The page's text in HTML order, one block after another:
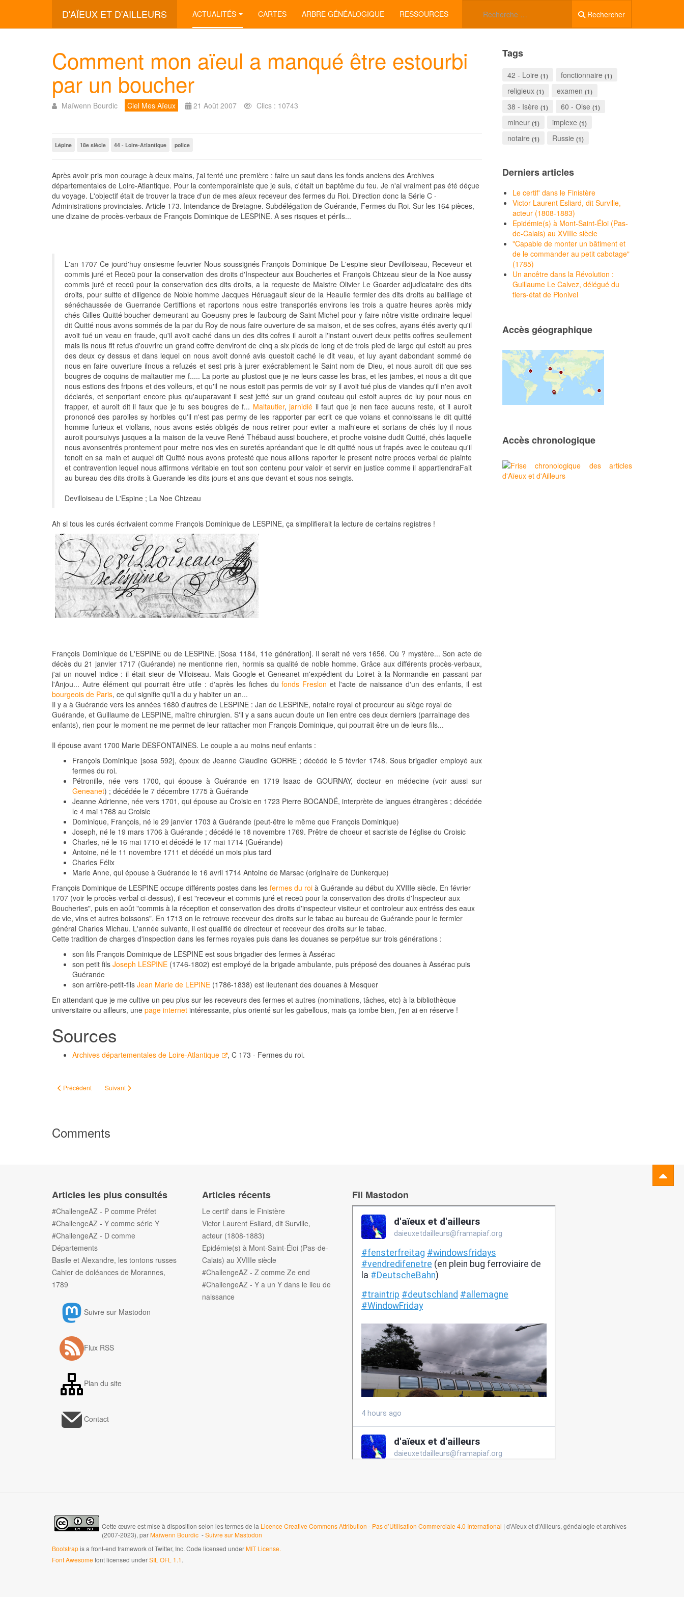
D'AÏEUX ET D'AILLEURS Rechercher
ACTUALITÉS CARTES ARBRE GÉNÉALOGIQUE RESSOURCES
Comment mon aïeul a manqué être estourbi
par un boucher
Maïwenn Bourdic Ciel Mes Aïeux 21 Août 2007 Clics : 10743
Lépine 18e siècle 44 - Loire-Atlantique police
Après avoir pris mon courage à deux mains, j'ai tenté une première : faire un saut dans les fonds anciens des Archives
départementales de Loire-Atlantique. Pour la contemporainiste que je suis, c'était un baptême du feu. Je n'ai vraiment pas été déçue
du voyage. L'objectif était de trouver la trace d'un de mes aïeux receveur des fermes du Roi. Direction donc la Série C -
Administrations provinciales. Article 173. Intendance de Bretagne. Subdélégation de Guérande, Fermes du Roi. Sur les 164 pièces,
une dizaine de procès-verbaux de François Dominique de LESPINE. A ses risques et périls...
L'an 1707 Ce jourd'huy onsiesme feuvrier Nous soussignés François Dominique De L'espine sieur Devilloiseau, Receveur et
commis juré et Receü pour la conservation des droits d'Inspecteur aux Boucheries et François Chizeau sieur de la Noe aussy
commis juré et receü pour la conservation des dits droits, a la requeste de Maistre Olivier Le Goarder adjudicataire des dits
droits, pour suitte et diligence de Noble homme Jacques Héruagault sieur de la Heaulle fermier des dits droits au bailliage et
sénéchaussée de Guerrande Certiffions et raportons nous estre transportés environs les trois a quatre heures après midy
chés Gilles Quitté boucher demeurant au Goeusny pres le faubourg de Saint Michel pour y faire nôtre visitte ordinaire lequel
dit Quitté nous avons sommés de la par du Roy de nous faire ouverture de sa maison, et de ses cofres, ayans étés averty qu'il
avoit tué un veau en fraude, qu'il avoit caché dans un des dits cofres il auroit a l'instant ouvert deux petits coffres seullement
mais ils nous fit refus d'ouvrire un grand coffre denviront de cinq a six pieds de long et de trois pied de large qui estoit au pres
des deux cy dessus et dans lequel on nous avoit donné avis questoit caché le dit veau, et luy ayant dabondant sommé de
nous en faire ouverture ilnous a refuzés et sest pris à jurer exécrablement le Saint nom de Dieu, et nous auroit dit que ses
bougres de coquins de maltautier me f..... La porte au plustost que je ne leurs casse les bras, et les jambes, et nous a dit que
nous estions des fripons et des volleurs, et qu'il ne nous estoit pas permis de voir sy il avoit tué plus de viandes qu'il n'en avoit
déclarés, et senportant encore plus qu'auparavant il sest jetté sur un grand couteau qui estoit aupres de luy pour nous en
frapper, et auroit dit il faux que je tu ses bougres de f... Maltautier,jarnidié il faut que je nen face aucuns reste, et il auroit
prononcé des parolles sy horibles qu'il n'est pas permy de les rapporter par ecrit ce que voians et connoissans le dit quitté
homme furieux et viollans, nous avons estés obligés de nous retirer pour eviter a malh'eure et sortans de chés luy il nous
auroit poursuivys jusques a la maison de la veuve René Thébaud aussi bouchere, et proche voisine dudit Quitté, chés laquelle
nous avonsentrés prontement pour metre nos vies en suretés apréandant que le dit quitté nous ut frapés avec le couteau qu'il
tenoit en sa main et auquel dit Quitté nous avons protesté que nous allions raporter le present notre proces verbal de plainte
et contravention lequel nous affirmons véritable en tout son contenu pour valoir et servir en justice comme il appartiendraFait
au bureau des dits droits à Guerande les dits jours et ans que devant et sous nos seingts.
Devilloiseau de L'Espine ; La Noe Chizeau
Ah si tous les curés écrivaient comme François Dominique de LESPINE, ça simplifierait la lecture de certains registres !
François Dominique de L'ESPINE ou de LESPINE. [Sosa 1184, 11e génération]. Il serait né vers 1656. Où ? mystère... Son acte de
décès du 21 janvier 1717 (Guérande) ne mentionne rien, hormis sa qualité de noble homme. Grâce aux différents procès-verbaux,
j'ai un nouvel indice : il était sieur de Villoiseau. Mais Google et Geneanet m'expédient du Loiret à la Normandie en passant par
l'Anjou... Autre élément qui pourrait être utile : d'après les fiches dufonds Freslon et l'acte de naissance d'un des enfants, il est
bourgeois de Paris, ce qui signifie qu'il a du y habiter un an...
Il y a à Guérande vers les années 1680 d'autres de LESPINE : Jan de LESPINE, notaire royal et procureur au siège royal de
Guérande, et Guillaume de LESPINE, maître chirurgien. S'il y a sans aucun doute un lien entre ces deux derniers (parrainage des
enfants), rien pour le moment ne me permet de leur rattacher mon François Dominique, qui pourrait être un de leurs fils...
Il épouse avant 1700 Marie DESFONTAINES. Le couple a au moins neuf enfants :
François Dominique [sosa 592], époux de Jeanne Claudine GORRE ; décédé le 5 février 1748. Sous brigadier employé aux
fermes du roi.
Pétronille, née vers 1700, qui épouse à Guérande en 1719 Isaac de GOURNAY, docteur en médecine (voir aussi sur
Geneanet) ; décédée le 7 décembre 1775 à Guérande
Jeanne Adrienne, née vers 1701, qui épouse au Croisic en 1723 Pierre BOCANDÉ, interprète de langues étrangères ; décédée
le 4 mai 1768 au Croisic
Dominique, François, né le 29 janvier 1703 à Guérande (peut-être le même que François Dominique)
Joseph, né le 19 mars 1706 à Guérande ; décédé le 18 novembre 1769. Prêtre de choeur et sacriste de l'église du Croisic
Charles, né le 16 mai 1710 et décédé le 17 mai 1714 (Guérande)
Antoine, né le 11 novembre 1711 et décédé un mois plus tard
Charles Félix
Marie Anne, qui épouse à Guérande le 16 avril 1714 Antoine de Marsac (originaire de Dunkerque)
François Dominique de LESPINE occupe différents postes dans les fermes du roi à Guérande au début du XVIIIe siècle. En février
1707 (voir le procès-verbal ci-dessus), il est "receveur et commis juré et receü pour la conservation des droits d'Inspecteur aux
Boucheries", puis en août "commis à la réception et conservation des droits d'inspecteur visiteur et controleur aux entréss des eaux
de vie, vins et autres boissons". En 1713 on le retrouve receveur des droits sur le tabac au bureau de Guérande pour le fermier
général Charles Michau. L'année suivante, il est qualifié de directeur et receveur des droits sur le tabac.
Cette tradition de charges d'inspection dans les fermes royales puis dans les douanes se perpétue sur trois générations :
son fils François Dominique de LESPINE est sous brigadier des fermes à Assérac
son petit fils Joseph LESPINE (1746-1802) est employé de la brigade ambulante, puis préposé des douanes à Assérac puis
Guérande
son arrière-petit-fils Jean Marie de LEPINE (1786-1838) est lieutenant des douanes à Mesquer
En attendant que je me cultive un peu plus sur les receveurs des fermes et autres (nominations, tâches, etc) à la bibliothèque
universitaire ou ailleurs, une page internet intéressante, plus orienté sur les gabellous, mais ça tombe bien, j'en ai en réserve !
Sources
Archives départementales de Loire-Atlantique , C 173 - Fermes du roi.
Article précédent : Autant chercher une épine dans une botte de foin...
Précédent Article suivant : Guillaume LE REUN, dit Le Jeune. Cinq mariages et quatre enterrements
Suivant
Comments
Tags
42 - Loire (1) fonctionnaire (1)
religieux (1) examen (1)
38 - Isère (1) 60 - Oise (1)
mineur (1) implexe (1)
notaire (1) Russie (1)
Derniers articles
Le certif' dans le Finistère
Victor Laurent Esliard, dit Surville,
acteur (1808-1883)
Epidémie(s) à Mont-Saint-Éloi (Pas-
de-Calais) au XVIIIe siècle
"Capable de monter un bâtiment et
de le commander au petit cabotage"
(1785)
Un ancêtre dans la Révolution :
Guillaume Le Calvez, délégué du
tiers-état de Plonivel
Accès géographique
Accès chronologique
Articles les plus consultés
#ChallengeAZ - P comme Préfet
#ChallengeAZ - Y comme série Y
#ChallengeAZ - D comme
Départements
Basile et Alexandre, les tontons russes
Cahier de doléances de Morannes,
1789
Suivre sur Mastodon
Flux RSS
Plan du site
Contact
Articles récents
Le certif' dans le Finistère
Victor Laurent Esliard, dit Surville,
acteur (1808-1883)
Epidémie(s) à Mont-Saint-Éloi (Pas-de-
Calais) au XVIIIe siècle
#ChallengeAZ - Z comme Ze end
#ChallengeAZ - Y a un Y dans le lieu de
naissance
Fil Mastodon
Cette œuvre est mise à disposition selon les termes de la Licence Creative Commons Attribution - Pas d’Utilisation Commerciale 4.0 International | d'Aïeux et d'Ailleurs, généalogie et archives
(2007-2023), parMaïwenn Bourdic -Suivre sur Mastodon
Bootstrapis a front-end framework of Twitter, Inc. Code licensed underMIT License.
Font Awesomefont licensed underSIL OFL 1.1.